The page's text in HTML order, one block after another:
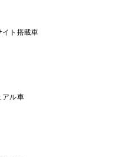
イト搭載車
アル車